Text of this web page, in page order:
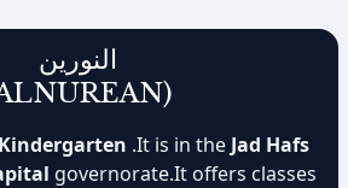
النورين
.It is in the Jad Hafs
governorate.It offers classes